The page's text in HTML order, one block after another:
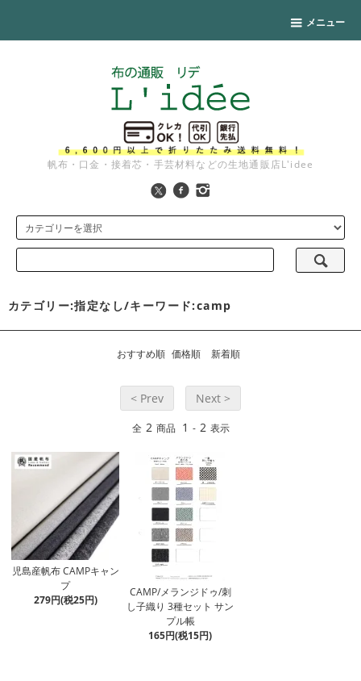
メニュー
帆布・口金・接着芯・手芸材料などの生地通販店L'idee
カテゴリー:指定なし/キーワード:camp
おすすめ順 価格順 新着順
< Prev Next >
全 2 商品 1 - 2 表示
児島産帆布 CAMPキャン
プ
279円(税25円)
CAMP/メランジドゥ/刺
し子織り 3種セット サン
プル帳
165円(税15円)